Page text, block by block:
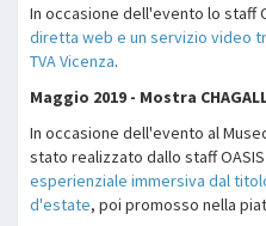
In occasione dell'evento lo staff
diretta web e un servizio video
TVA Vicenza.
Maggio 2019 - Mostra
In occasione dell'evento al
stato realizzato dallo staff
esperienziale immersiva dal
d'estate, poi promosso nella